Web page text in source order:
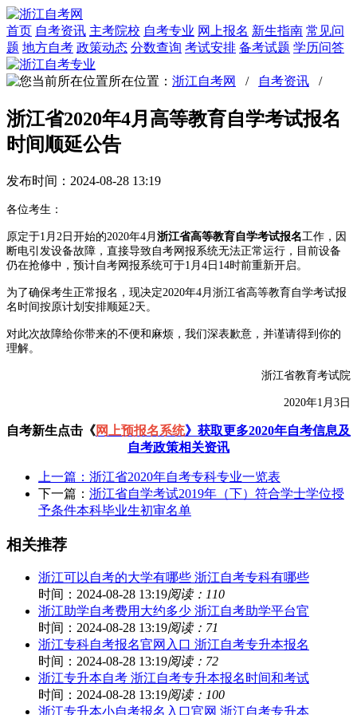
首页 自考资讯 主考院校 自考专业 网上报名 新生指南 常见问
题 地方自考 政策动态 分数查询 考试安排 备考试题 学历问答
所在位置： 浙江自考网 / 自考资讯 /
浙江省2020年4月高等教育自学考试报名
时间顺延公告
发布时间：2024-08-28 13:19
各位考生：
原定于1月2日开始的2020年4月 浙江省高等教育自学考试报名工作，因
断电引发设备故障，直接导致自考网报系统无法正常运行，目前设备
仍在抢修中，预计自考网报系统可于1月4日14时前重新开启。
为了确保考生正常报名，现决定2020年4月浙江省高等教育自学考试报
名时间按原计划安排顺延2天。
对此次故障给你带来的不便和麻烦，我们深表歉意，并谨请得到你的
理解。
浙江省教育考试院
2020年1月3日
自考新生点击《网上预报名系统》获取更多2020年自考信息及
自考政策相关资讯
上一篇： 浙江省2020年自考专科专业一览表
下一篇： 浙江省自学考试2019年（下）符合学士学位授
予条件本科毕业生初审名单
相关推荐
浙江可以自考的大学有哪些 浙江自考专科有哪些
时间：2024-08-28 13:19阅读：110
浙江助学自考费用大约多少 浙江自考助学平台官
时间：2024-08-28 13:19阅读：71
浙江专科自考报名官网入口 浙江自考专升本报名
时间：2024-08-28 13:19阅读：72
浙江专升本自考 浙江自考专升本报名时间和考试
时间：2024-08-28 13:19阅读：100
浙江专升本小自考报名入口官网 浙江自考专升本